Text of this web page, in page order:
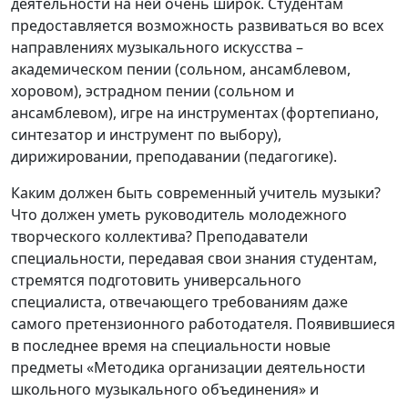
предоставляется возможность развиваться во всех
направлениях музыкального искусства –
академическом пении (сольном, ансамблевом,
хоровом), эстрадном пении (сольном и
ансамблевом), игре на инструментах (фортепиано,
синтезатор и инструмент по выбору),
дирижировании, преподавании (педагогике).
Каким должен быть современный учитель музыки?
Что должен уметь руководитель молодежного
творческого коллектива? Преподаватели
специальности, передавая свои знания студентам,
стремятся подготовить универсального
специалиста, отвечающего требованиям даже
самого претензионного работодателя. Появившиеся
в последнее время на специальности новые
предметы «Методика организации деятельности
школьного музыкального объединения» и